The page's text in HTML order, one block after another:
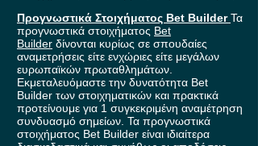
Προγνωστικά Στοιχήματος Bet BuilderΤα
προγνωστικά στοιχήματος Bet
Builder δίνονται κυρίως σε σπουδαίες
αναμετρήσεις είτε ενχώριες είτε μεγάλων
ευρωπαϊκών πρωταθλημάτων.
Εκμεταλευόμαστε την δυνατότητα Bet
Builder των στοιχηματικών και πρακτικά
προτείνουμε για 1 συγκεκριμένη αναμέτρηση
συνδυασμό σημείων. Τα προγνωστικά
στοιχήματος Bet Builder είναι ιδιαίτερα